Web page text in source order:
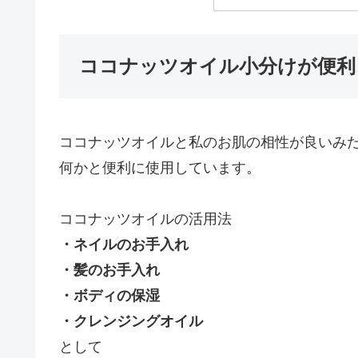
ココナッツオイル小分けが便利
ココナッツオイルと私のお肌の相性が良いみ
何かと便利に使用しています。
ココナッツオイルの活用法
・ネイルのお手入れ
・髪のお手入れ
・ボディの保湿
・クレンジングオイル
として